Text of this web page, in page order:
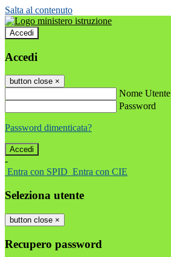
Salta al contenuto
Accedi
Accedi
button close ×
Nome Utente
Password
Password dimenticata?
-
Entra con SPID Entra con CIE
Seleziona utente
button close ×
Recupero password